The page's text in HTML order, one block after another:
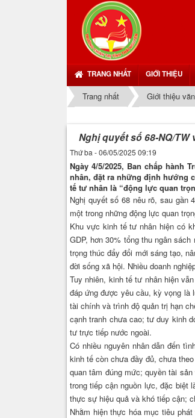
TRANG NHẤT GIỚI THIỆU
Trang nhất Giới thiệu
Nghị quyết số 68-NQ/
Thứ ba - 06/05/2025 09:19
Ngày 4/5/2025, Ban chấp hành
nhân, đặt ra những định hướng
tế tư nhân là “động lực quan
Nghị quyết số 68 nêu rõ, sau
một trong những động lực quan
Khu vực kinh tế tư nhân hiện có
GDP, hơn 30% tổng thu ngân
trọng thúc đẩy đổi mới sáng tạo,
đời sống xã hội. Nhiều doanh
Tuy nhiên, kinh tế tư nhân hiện
đáp ứng được yêu cầu, kỳ vọng là
tài chính và trình độ quản trị hạn
cạnh tranh chưa cao; tư duy kinh
tư trực tiếp nước ngoài.
Có nhiều nguyên nhân dẫn đến
kinh tế còn chưa đầy đủ, chưa
quan tâm đúng mức; quyền tài
trong tiếp cận nguồn lực, đặc biệt
thực sự hiệu quả và khó tiếp cận;
Nhằm hiện thực hóa mục tiêu